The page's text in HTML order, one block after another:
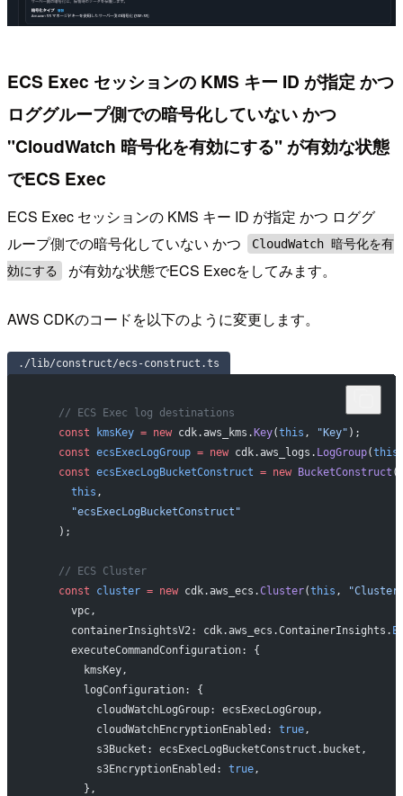
ECS Exec セッションの KMS キー ID が指定 かつ
ロググループ側での暗号化していない かつ
"CloudWatch 暗号化を有効にする" が有効な状態
でECS Exec
ECS Exec セッションの KMS キー ID が指定 かつ ロググ
ループ側での暗号化していない かつ
CloudWatch 暗号化を有
効にする
が有効な状態でECS Execをしてみます。
AWS CDKのコードを以下のように変更します。
./lib/construct/ecs-construct.ts
    // ECS Exec log destinations
    const
kmsKey = new cdk.aws_kms.Key(this , "Key" );
    const
ecsExecLogGroup = new cdk.aws_logs. LogGroup(this
    const
ecsExecLogBucketConstruct = new BucketConstruct (
      this
,
      "ecsExecLogBucketConstruct"
    );
    // ECS Cluster
    const
cluster = new cdk.aws_ecs.Cluster(this ,
      vpc,
      containerInsightsV2: cdk.aws_ecs.ContainerInsights.
      executeCommandConfiguration: {
        kmsKey,
        logConfiguration: {
          cloudWatchLogGroup: ecsExecLogGroup,
          cloudWatchEncryptionEnabled:
true,
          s3Bucket: ecsExecLogBucketConstruct.bucket,
          s3EncryptionEnabled:
true,
        },